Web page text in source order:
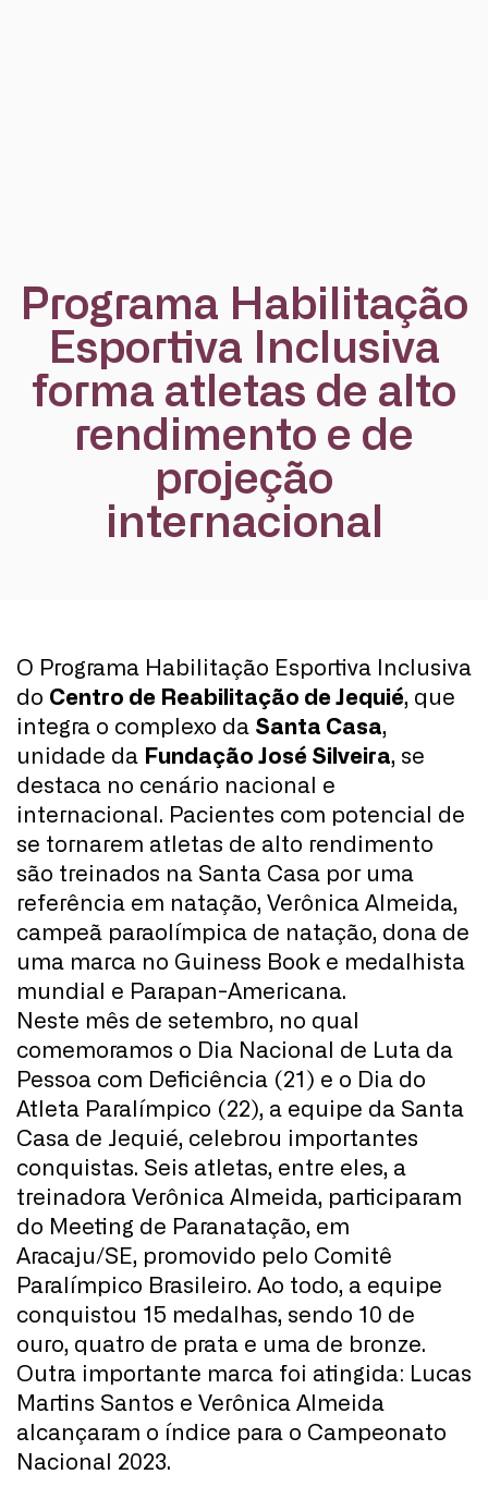
Programa Habilitação
Esportiva Inclusiva
forma atletas de alto
rendimento e de
projeção
internacional
O Programa Habilitação Esportiva Inclusiva
do Centro de Reabilitação de Jequié, que
integra o complexo da Santa Casa,
unidade da Fundação José Silveira, se
destaca no cenário nacional e
internacional. Pacientes com potencial de
se tornarem atletas de alto rendimento
são treinados na Santa Casa por uma
referência em natação, Verônica Almeida,
campeã paraolímpica de natação, dona de
uma marca no Guiness Book e medalhista
mundial e Parapan-Americana.
Neste mês de setembro, no qual
comemoramos o Dia Nacional de Luta da
Pessoa com Deficiência (21) e o Dia do
Atleta Paralímpico (22), a equipe da Santa
Casa de Jequié, celebrou importantes
conquistas. Seis atletas, entre eles, a
treinadora Verônica Almeida, participaram
do Meeting de Paranatação, em
Aracaju/SE, promovido pelo Comitê
Paralímpico Brasileiro. Ao todo, a equipe
conquistou 15 medalhas, sendo 10 de
ouro, quatro de prata e uma de bronze.
Outra importante marca foi atingida: Lucas
Martins Santos e Verônica Almeida
alcançaram o índice para o Campeonato
Nacional 2023.